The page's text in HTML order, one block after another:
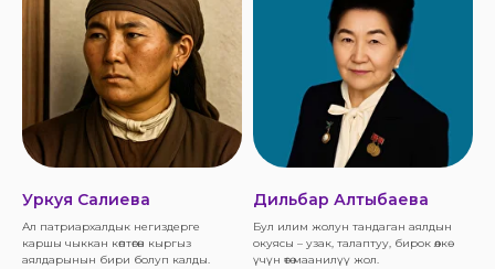
Уркуя Салиева
Ал патриархалдык негиздерге
каршы чыккан көптөгөн кыргыз
аялдарынын бири болуп калды.
Дильбар Алтыбаева
Бул илим жолун тандаган аялдын
окуясы – узак, талаптуу, бирок өлкө
үчүн өтө маанилүү жол.